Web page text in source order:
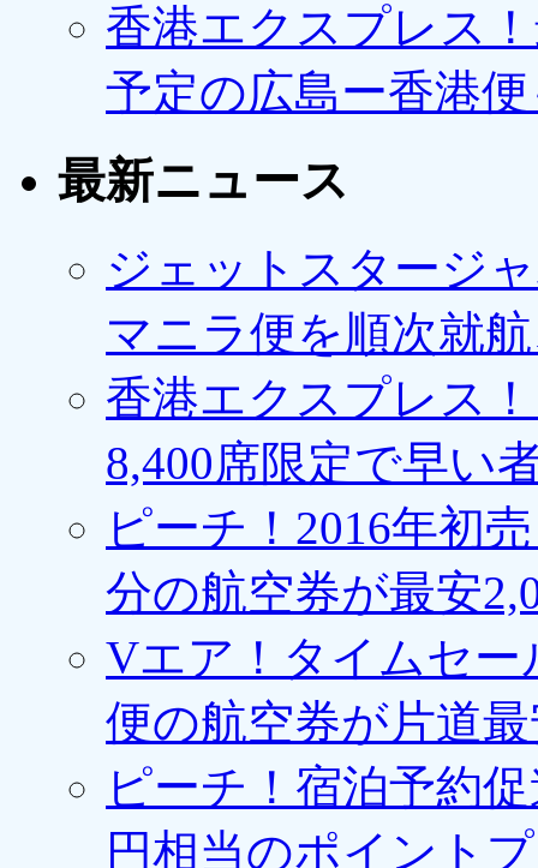
香港エクスプレス
予定の広島ー香港
最新ニュース
ジェットスタージ
マニラ便を順次就
香港エクスプレス
8,400席限定で早い
ピーチ！2016年初
分の航空券が最安
Vエア！タイムセー
便の航空券が片道最
ピーチ！宿泊予約
円相当のポイント